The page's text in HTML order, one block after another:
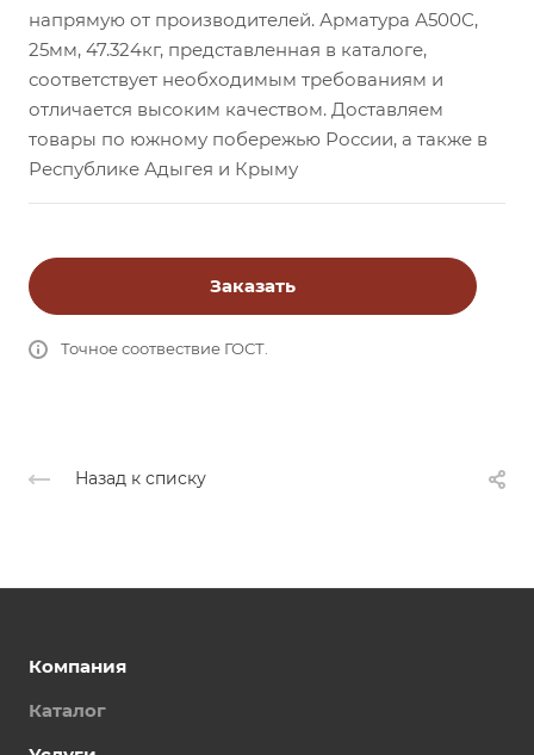
напрямую от производителей. Арматура А500С,
25мм, 47.324кг, представленная в каталоге,
соответствует необходимым требованиям и
отличается высоким качеством. Доставляем
товары по южному побережью России, а также в
Республике Адыгея и Крыму
Заказать
Точное соотвествие ГОСТ.
Назад к списку
Компания
Каталог